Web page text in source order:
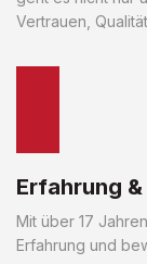
Vertrauen,
Erfahrung
Mit über 17
Erfahrung und